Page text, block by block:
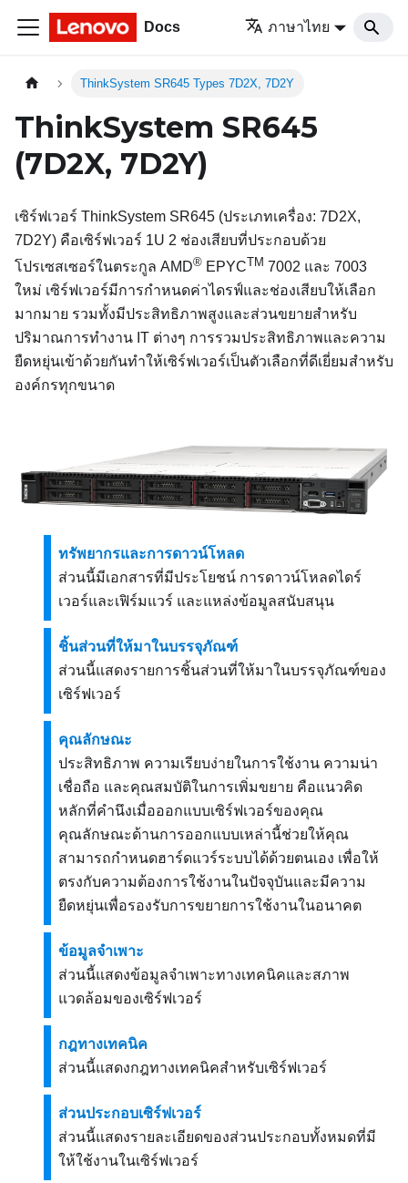
Docs ภาษาไทย
ThinkSystem SR645 Types 7D2X, 7D2Y
ThinkSystem SR645
(7D2X, 7D2Y)
เซิร์ฟเวอร์ ThinkSystem SR645 (ประเภทเครื่อง: 7D2X,
7D2Y) คือเซิร์ฟเวอร์ 1U 2 ช่องเสียบที่ประกอบด้วย
โปรเซสเซอร์ในตระกูล AMD® EPYCTM 7002 และ 7003
ใหม่ เซิร์ฟเวอร์มีการกำหนดค่าไดรฟ์และช่องเสียบให้เลือก
มากมาย รวมทั้งมีประสิทธิภาพสูงและส่วนขยายสำหรับ
ปริมาณการทำงาน IT ต่างๆ การรวมประสิทธิภาพและความ
ยืดหยุ่นเข้าด้วยกันทำให้เซิร์ฟเวอร์เป็นตัวเลือกที่ดีเยี่ยมสำหรับ
องค์กรทุกขนาด
ทรัพยากรและการดาวน์โหลด
ส่วนนี้มีเอกสารที่มีประโยชน์ การดาวน์โหลดไดร์
เวอร์และเฟิร์มแวร์ และแหล่งข้อมูลสนับสนุน
ชิ้นส่วนที่ให้มาในบรรจุภัณฑ์
ส่วนนี้แสดงรายการชิ้นส่วนที่ให้มาในบรรจุภัณฑ์ของ
เซิร์ฟเวอร์
คุณลักษณะ
ประสิทธิภาพ ความเรียบง่ายในการใช้งาน ความน่า
เชื่อถือ และคุณสมบัติในการเพิ่มขยาย คือแนวคิด
หลักที่คำนึงเมื่อออกแบบเซิร์ฟเวอร์ของคุณ
คุณลักษณะด้านการออกแบบเหล่านี้ช่วยให้คุณ
สามารถกำหนดฮาร์ดแวร์ระบบได้ด้วยตนเอง เพื่อให้
ตรงกับความต้องการใช้งานในปัจจุบันและมีความ
ยืดหยุ่นเพื่อรองรับการขยายการใช้งานในอนาคต
ข้อมูลจำเพาะ
ส่วนนี้แสดงข้อมูลจำเพาะทางเทคนิคและสภาพ
แวดล้อมของเซิร์ฟเวอร์
กฎทางเทคนิค
ส่วนนี้แสดงกฎทางเทคนิคสำหรับเซิร์ฟเวอร์
ส่วนประกอบเซิร์ฟเวอร์
ส่วนนี้แสดงรายละเอียดของส่วนประกอบทั้งหมดที่มี
ให้ใช้งานในเซิร์ฟเวอร์